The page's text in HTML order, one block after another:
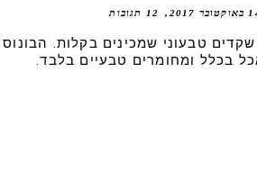
12 תגובות
טבעוני שמכינים בקלות. הבונוס
בכלל ומחומרים טבעיים בלבד.